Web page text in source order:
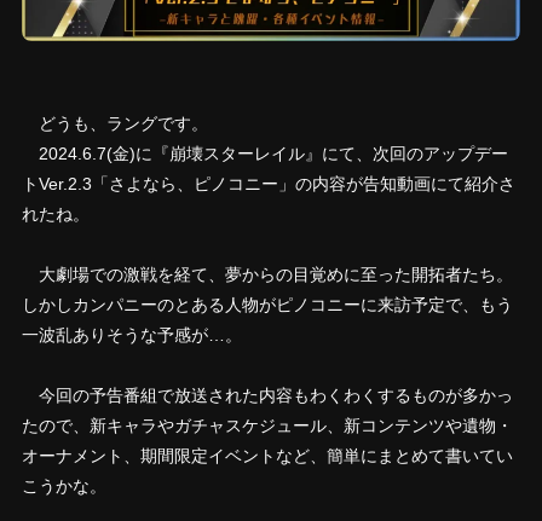
どうも、ラングです。
2024.6.7(金)に『崩壊スターレイル』にて、次回のアップデー
トVer.2.3「さよなら、ピノコニー」の内容が告知動画にて紹介さ
れたね。
大劇場での激戦を経て、夢からの目覚めに至った開拓者たち。
しかしカンパニーのとある人物がピノコニーに来訪予定で、もう
一波乱ありそうな予感が…。
今回の予告番組で放送された内容もわくわくするものが多かっ
たので、新キャラやガチャスケジュール、新コンテンツや遺物・
オーナメント、期間限定イベントなど、簡単にまとめて書いてい
こうかな。